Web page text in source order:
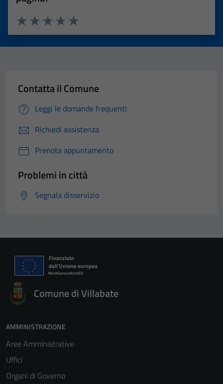
Valuta 5 stelle su 5
Valuta 4 stelle su 5
Valuta 3 stelle su 5
Valuta 2 stelle su 5
Valuta 1 stelle su 5
Contatta il Comune
Leggi le domande frequenti
Richiedi assistenza
Prenota appuntamento
Problemi in città
Segnala disservizio
Comune di Villabate
AMMINISTRAZIONE
Aree Amministrative
Uffici
Organi di Governo